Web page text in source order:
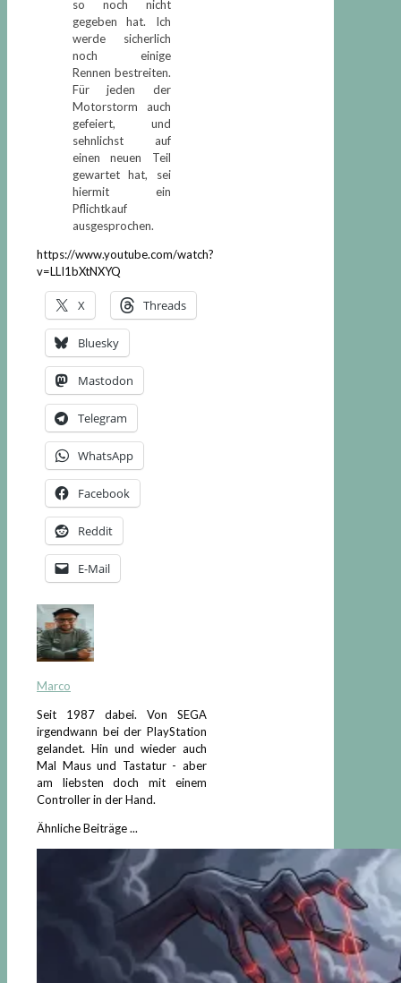
so noch nicht
gegeben hat. Ich
werde sicherlich
noch einige
Rennen bestreiten.
Für jeden der
Motorstorm auch
gefeiert, und
sehnlichst auf
einen neuen Teil
gewartet hat, sei
hiermit ein
Pflichtkauf
ausgesprochen.
https://www.youtube.com/watch?
v=LLI1bXtNXYQ
X Threads
Bluesky
Mastodon
Telegram
WhatsApp
Facebook
Reddit
E-Mail
Marco
Seit 1987 dabei. Von SEGA
irgendwann bei der PlayStation
gelandet. Hin und wieder auch
Mal Maus und Tastatur - aber
am liebsten doch mit einem
Controller in der Hand.
Ähnliche Beiträge ...